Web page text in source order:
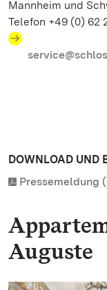
Mannheim und
Telefon +49 (0) 62
DOWNLOAD UND
Pressemeldung
Auguste